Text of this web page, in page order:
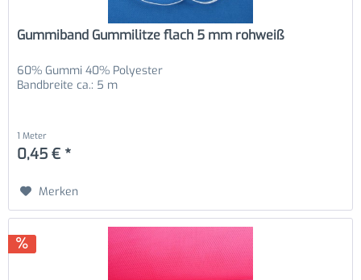
Gummiband Gummilitze flach 5 mm rohweiß
60% Gummi 40% Polyester
Bandbreite ca.: 5 m
1 Meter
0,45 € *
Merken